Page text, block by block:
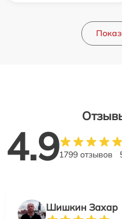
4.91799 отзывов
Шишкин Захар